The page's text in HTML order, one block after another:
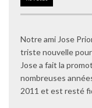
Notre ami Jose
triste nouvelle
Jose a fait la
nombreuses
2011 et est resté